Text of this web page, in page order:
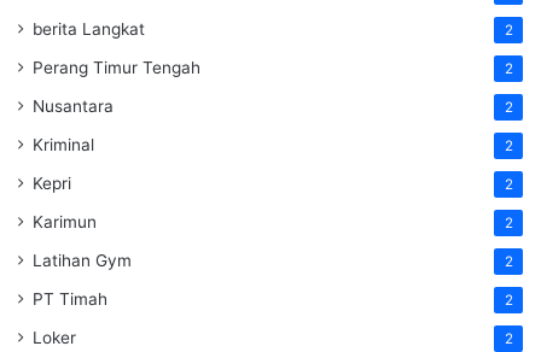
berita Langkat 2
Perang Timur Tengah 2
Nusantara 2
Kriminal 2
Kepri 2
Karimun 2
Latihan Gym 2
PT Timah 2
Loker 2